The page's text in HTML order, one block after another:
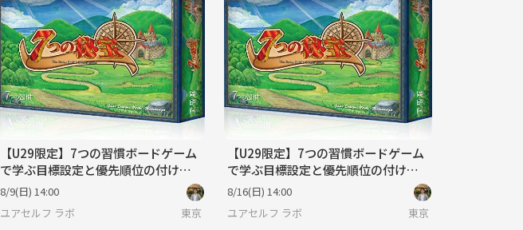
【U29限定】7つの習慣ボードゲーム
で学ぶ目標設定と優先順位の付け方
【定員4名】
8/9(日) 14:00
ユアセルフ ラボ
東京
【U29限定】7つの習慣ボードゲーム
で学ぶ目標設定と優先順位の付け方
【定員4名】
8/16(日) 14:00
ユアセルフ ラボ
東京